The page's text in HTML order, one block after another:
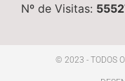
Nº de Visitas:
© 2023 - TODOS